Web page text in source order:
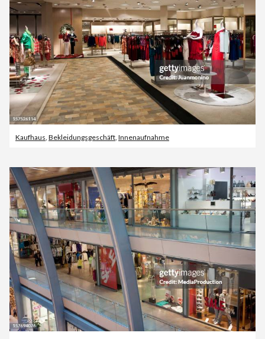
Kaufhaus Bekleidungsgeschäft Innenaufnahme